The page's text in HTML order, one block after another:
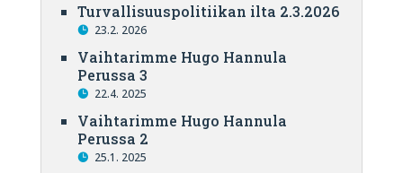
Turvallisuuspolitiikan ilta 2.3.2026
23.2. 2026
Vaihtarimme Hugo Hannula
Perussa 3
22.4. 2025
Vaihtarimme Hugo Hannula
Perussa 2
25.1. 2025